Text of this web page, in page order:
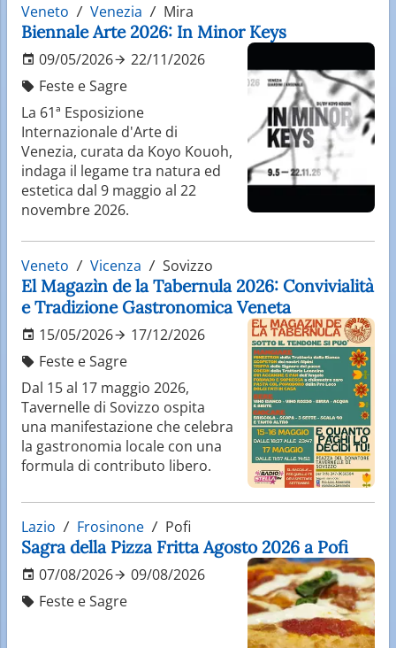
Veneto Venezia Mira
Biennale Arte 2026: In Minor Keys
09/05/2026
22/11/2026
Feste e Sagre
La 61ª Esposizione
Internazionale d'Arte di
Venezia, curata da Koyo Kouoh,
indaga il legame tra natura ed
estetica dal 9 maggio al 22
novembre 2026.
Veneto Vicenza Sovizzo
El Magazìn de la Tabernula 2026: Convivialità
e Tradizione Gastronomica Veneta
15/05/2026
17/12/2026
Feste e Sagre
Dal 15 al 17 maggio 2026,
Tavernelle di Sovizzo ospita
una manifestazione che celebra
la gastronomia locale con una
formula di contributo libero.
Lazio Frosinone Pofi
Sagra della Pizza Fritta Agosto 2026 a Pofi
07/08/2026
09/08/2026
Feste e Sagre